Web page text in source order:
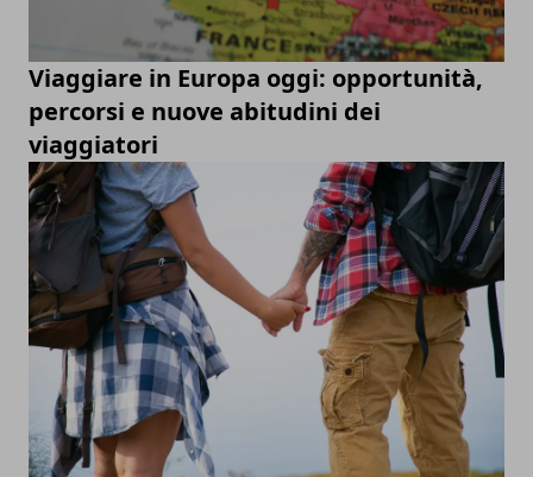
Viaggiare in Europa oggi: opportunità,
percorsi e nuove abitudini dei
viaggiatori